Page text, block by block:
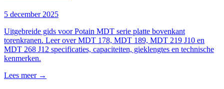
5 december 2025
Uitgebreide gids voor Potain MDT serie platte bovenkant
torenkranen. Leer over MDT 178, MDT 189, MDT 219 J10 en
MDT 268 J12 specificaties, capaciteiten, gieklengtes en technische
kenmerken.
Lees meer →